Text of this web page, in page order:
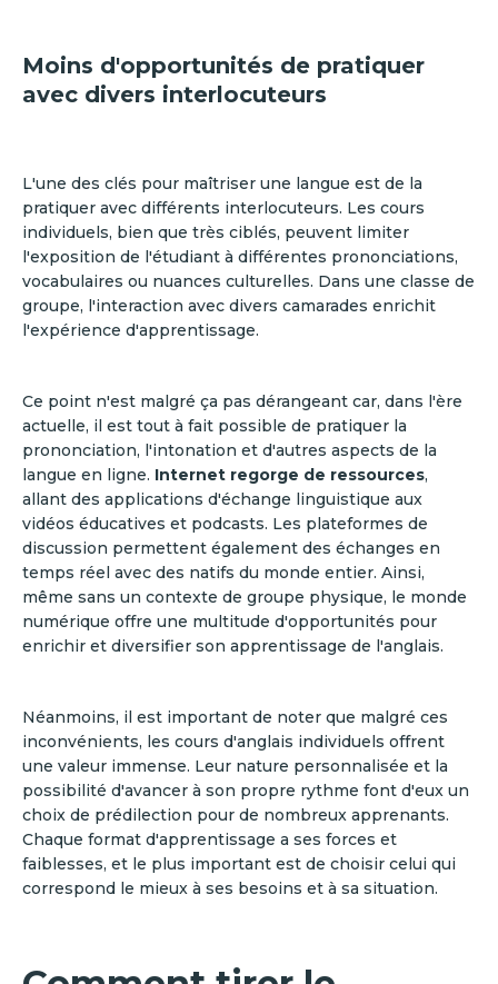
Moins d'opportunités de pratiquer
avec divers interlocuteurs
L'une des clés pour maîtriser une langue est de la
pratiquer avec différents interlocuteurs. Les cours
individuels, bien que très ciblés, peuvent limiter
l'exposition de l'étudiant à différentes prononciations,
vocabulaires ou nuances culturelles. Dans une classe de
groupe, l'interaction avec divers camarades enrichit
l'expérience d'apprentissage.
Ce point n'est malgré ça pas dérangeant car, dans l'ère
actuelle, il est tout à fait possible de pratiquer la
prononciation, l'intonation et d'autres aspects de la
langue en ligne. Internet regorge de ressources,
allant des applications d'échange linguistique aux
vidéos éducatives et podcasts. Les plateformes de
discussion permettent également des échanges en
temps réel avec des natifs du monde entier. Ainsi,
même sans un contexte de groupe physique, le monde
numérique offre une multitude d'opportunités pour
enrichir et diversifier son apprentissage de l'anglais.
Néanmoins, il est important de noter que malgré ces
inconvénients, les cours d'anglais individuels offrent
une valeur immense. Leur nature personnalisée et la
possibilité d'avancer à son propre rythme font d'eux un
choix de prédilection pour de nombreux apprenants.
Chaque format d'apprentissage a ses forces et
faiblesses, et le plus important est de choisir celui qui
correspond le mieux à ses besoins et à sa situation.